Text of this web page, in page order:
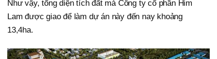
Như vậy, tổng diện tích đất mà Công ty cổ phần Him
Lam được giao để làm dự án này đến nay khoảng
13,4ha.